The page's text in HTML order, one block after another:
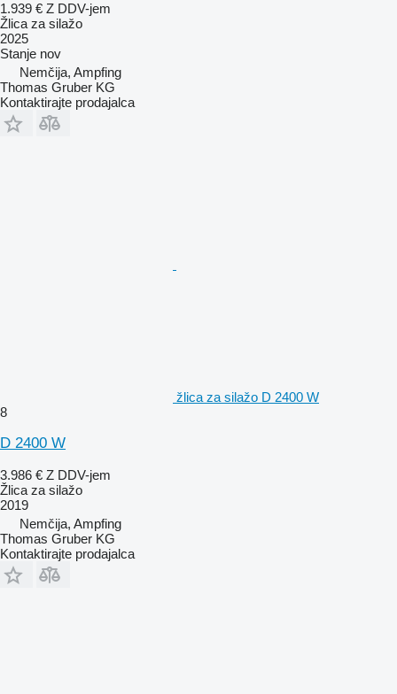
1.939 € Z DDV-jem
Žlica za silažo
2025
Stanje nov
Nemčija, Ampfing
Thomas Gruber KG
Kontaktirajte prodajalca
žlica za silažo D 2400 W
8
D 2400 W
3.986 € Z DDV-jem
Žlica za silažo
2019
Nemčija, Ampfing
Thomas Gruber KG
Kontaktirajte prodajalca